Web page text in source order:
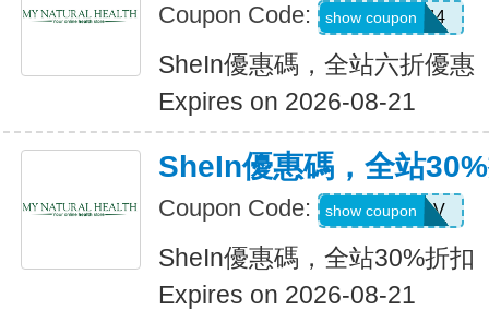
Coupon Code: V3A44
show coupon
SheIn優惠碼，全站六折優惠
Expires on 2026-08-21
SheIn優惠碼，全站
Coupon Code: W2CB88V
show coupon
SheIn優惠碼，全站30%折扣
Expires on 2026-08-21